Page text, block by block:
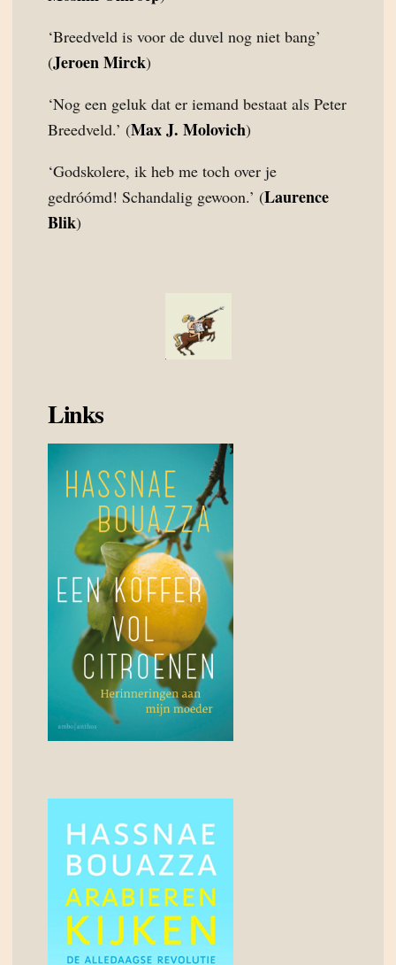
‘Breedveld is voor de duvel nog niet bang’
(Jeroen Mirck)
‘Nog een geluk dat er iemand bestaat als Peter
Breedveld.’ (Max J. Molovich)
‘Godskolere, ik heb me toch over je
gedróómd! Schandalig gewoon.’ (Laurence
Blik)
Links